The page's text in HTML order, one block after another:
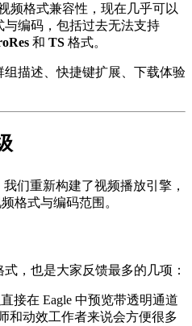
频格式兼容性，现在几乎可以
编码，包括过去无法支持
和 TS 格式。
描述、快捷键扩展、下载体验
们重新构建了视频播放引擎，
格式与编码范围。
，也是大家反馈最多的几项：
接在 Eagle 中预览带透明通道
和动效工作者来说会方便很多